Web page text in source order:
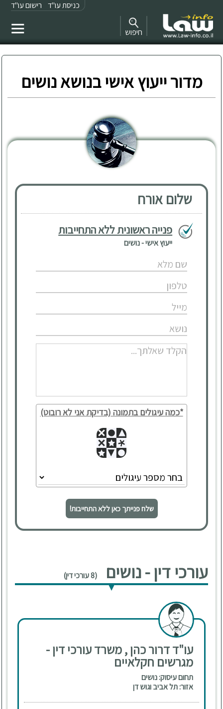
כניסת עו"ד רישום עו"ד
חיפוש
מדור ייעוץ אישי בנושא נושים
שלום אורח
פנייה ראשונית ללא התחייבות
ייעוץ אישי - נושים
*כמה עיגולים בתמונה (בדיקת אני לא רובוט)
שלח פנייתך כאן ללא התחייבות!
עורכי דין - נושים (8 עורכי דין)
עו"ד דרור כהן , משרד עורכי דין -
מגרשים חקלאיים
תחום עיסוק: נושים
אזור: תל אביב וגוש דן